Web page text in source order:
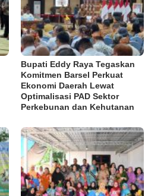
Bupati Eddy Raya Tegaskan
Komitmen Barsel Perkuat
Ekonomi Daerah Lewat
Optimalisasi PAD Sektor
Perkebunan dan Kehutanan